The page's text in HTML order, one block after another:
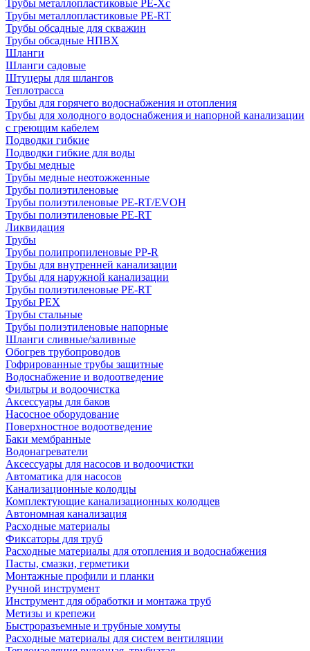
Трубы металлопластиковые PE-Xc
Трубы металлопластиковые PE-RT
Трубы обсадные для скважин
Трубы обсадные НПВХ
Шланги
Шланги садовые
Штуцеры для шлангов
Теплотрасса
Трубы для горячего водоснабжения и отопления
Трубы для холодного водоснабжения и напорной канализации
с греющим кабелем
Подводки гибкие
Подводки гибкие для воды
Трубы медные
Трубы медные неотожженные
Трубы полиэтиленовые
Трубы полиэтиленовые PE-RT/EVOH
Трубы полиэтиленовые PE-RT
Ликвидация
Трубы
Трубы полипропиленовые PP-R
Трубы для внутренней канализации
Трубы для наружной канализации
Трубы полиэтиленовые PE-RT
Трубы PEX
Трубы стальные
Трубы полиэтиленовые напорные
Шланги сливные/заливные
Обогрев трубопроводов
Гофрированные трубы защитные
Водоснабжение и водоотведение
Фильтры и водоочистка
Аксессуары для баков
Насосное оборудование
Поверхностное водоотведение
Баки мембранные
Водонагреватели
Аксессуары для насосов и водоочистки
Автоматика для насосов
Канализационные колодцы
Комплектующие канализационных колодцев
Автономная канализация
Расходные материалы
Фиксаторы для труб
Расходные материалы для отопления и водоснабжения
Пасты, смазки, герметики
Монтажные профили и планки
Ручной инструмент
Инструмент для обработки и монтажа труб
Метизы и крепежи
Быстроразъемные и трубные хомуты
Расходные материалы для систем вентиляции